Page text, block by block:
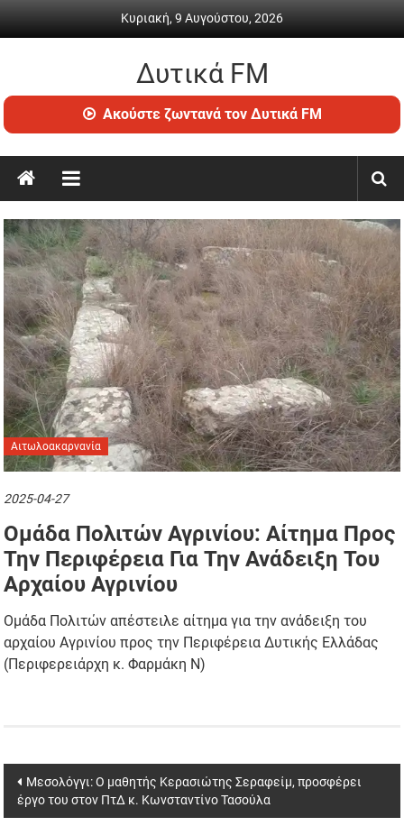
Κυριακή, 9 Αυγούστου, 2026
Δυτικά FM
Ραδιόφωνο
•
ενημέρωση
Ακούστε ζωντανά τον Δυτικά FM
Αιτωλοακαρνανία
2025-04-27
Ομάδα Πολιτών Αγρινίου: Αίτημα Προς
Την Περιφέρεια Για Την Ανάδειξη Του
Αρχαίου Αγρινίου
Ομάδα Πολιτών απέστειλε αίτημα για την ανάδειξη του
αρχαίου Αγρινίου προς την Περιφέρεια Δυτικής Ελλάδας
(Περιφερειάρχη κ. Φαρμάκη Ν)
Post
navigation
Μεσολόγγι: Ο μαθητής Κερασιώτης Σεραφείμ, προσφέρει
έργο του στον ΠτΔ κ. Κωνσταντίνο Τασούλα